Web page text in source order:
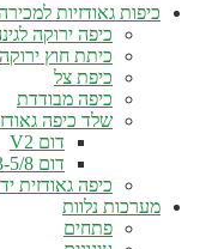
כיפות גאודזיות למכירה
כיפה ירוקה לגינה
כיתת חוץ ירוקה
כיפת צל
כיפה מבודדת
שלד כיפה גאודזית
דום V2
דום V3-5/8
כיפה גאודזית יד 2
מערכות נלוות
פתחים